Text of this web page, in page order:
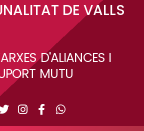
DE VALLS
D'ALIANCES I
MUTU